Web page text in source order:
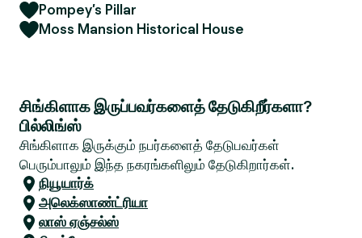
Pompey’s Pillar
Moss Mansion Historical House
சிங்கிளாக இருப்பவர்களைத் தேடுகிறீர்களா?
பில்லிங்ஸ்
சிங்கிளாக இருக்கும் நபர்களைத் தேடுபவர்கள்
பெரும்பாலும் இந்த நகரங்களிலும் தேடுகிறார்கள்.
நியூயார்க்
அலெக்ஸாண்ட்ரியா
லாஸ் ஏஞ்சல்ஸ்